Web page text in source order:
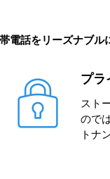
話をリーズナブル
プラ
スト
ので
トナ